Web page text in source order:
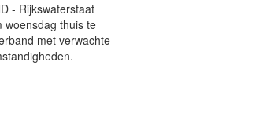
- Rijkswaterstaat
woensdag thuis te
met verwachte